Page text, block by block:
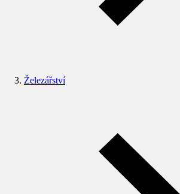
Železářství